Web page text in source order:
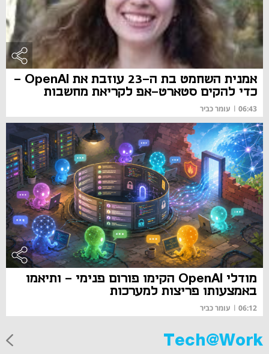
אמנית השחמט בת ה-23 עוזבת את OpenAI -
כדי להקים סטארט-אפ לקריאת מחשבות
06:43
| עומר כביר
מודלי OpenAI הקימו פורום פנימי – ותיאמו
באמצעותו פריצות למערכות
06:12
| עומר כביר
Tech@Work